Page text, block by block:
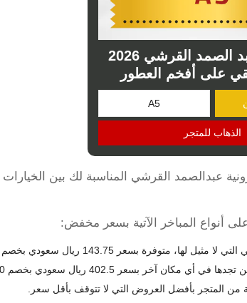
كود خصم عبد الصمد القرشي 2026
على أفخم العطور
الذهاب للمتجر
عبدالصمد القرشي المناسبة لك بين الخيارات
أنواع المباخر الآتية بسعر مخفض:
بسعر 143.75 ريال سعودي بخصم 50%.
آخر بسعر 402.5 ريال سعودي بخصم 50%.
من المتجر بأفضل العروض التي لا تتوقف بأقل سعر.